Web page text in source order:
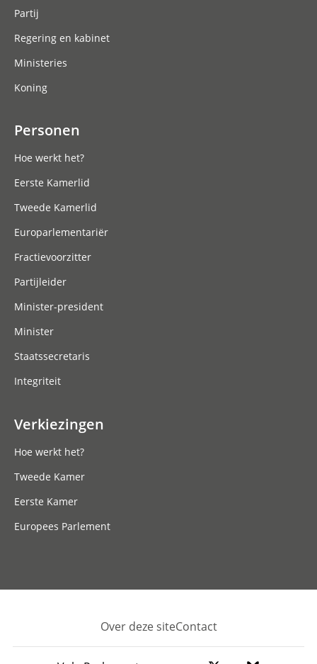
Partij
Regering en kabinet
Ministeries
Koning
Personen
Hoe werkt het?
Eerste Kamerlid
Tweede Kamerlid
Europarlementariër
Fractievoorzitter
Partijleider
Minister-president
Minister
Staatssecretaris
Integriteit
Verkiezingen
Hoe werkt het?
Tweede Kamer
Eerste Kamer
Europees Parlement
Footer
Over deze siteContact